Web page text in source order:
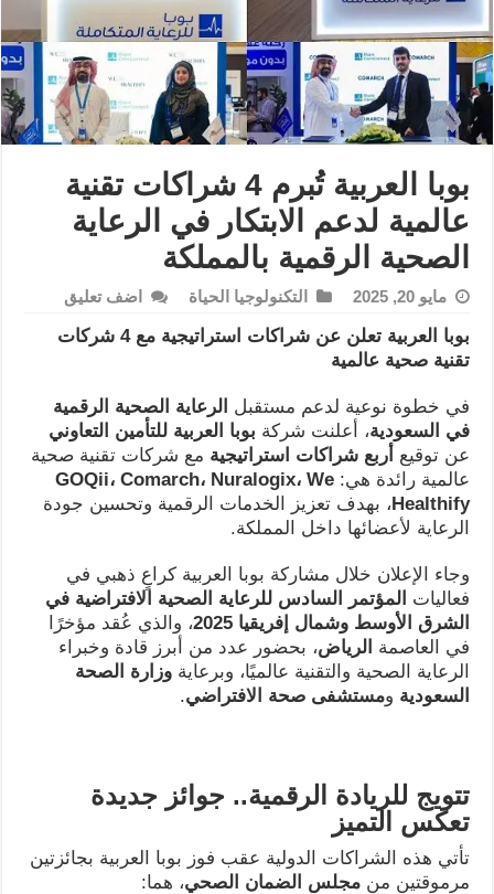
بوبا العربية تُبرم 4 شراكات تقنية
عالمية لدعم الابتكار في الرعاية
الصحية الرقمية بالمملكة
مايو 20, 2025 التكنولوجيا الحياة اضف تعليق
بوبا العربية تعلن عن شراكات استراتيجية مع 4 شركات
تقنية صحية عالمية
في خطوة نوعية لدعم مستقبل الرعاية الصحية الرقمية
في السعودية، أعلنت شركة بوبا العربية للتأمين التعاوني
عن توقيع أربع شراكات استراتيجيةمع شركات تقنية صحية
عالمية رائدة هي:
GOQii،Comarch،Nuralogix،We
Healthify، بهدف تعزيز الخدمات الرقمية وتحسين جودة
الرعاية لأعضائها داخل المملكة.
وجاء الإعلان خلال مشاركة بوبا العربية كراعٍ ذهبي في
فعاليات المؤتمر السادس للرعاية الصحية الافتراضية في
الشرق الأوسط وشمال إفريقيا 2025
، والذي عُقد مؤخرًا
في العاصمة الرياض، بحضور عدد من أبرز قادة وخبراء
الرعاية الصحية والتقنية عالميًا، وبرعاية وزارة الصحة
السعوديةومستشفى صحة الافتراضي.
تتويج للريادة الرقمية.. جوائز جديدة
تعكس التميز
تأتي هذه الشراكات الدولية عقب فوز بوبا العربية بجائزتين
مرموقتين من مجلس الضمان الصحي، هما: